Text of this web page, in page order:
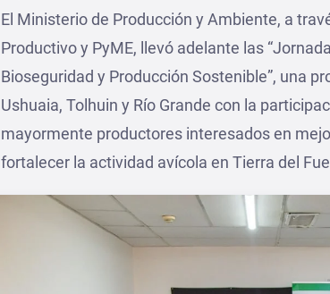
el
El Ministerio de Producción y Ambiente, a
Productivo y PyME, llevó adelante las
Bioseguridad y Producción Sostenible”, una
Ushuaia, Tolhuin y Río Grande con la
mayormente productores interesados en
fortalecer la actividad avícola en Tierra del